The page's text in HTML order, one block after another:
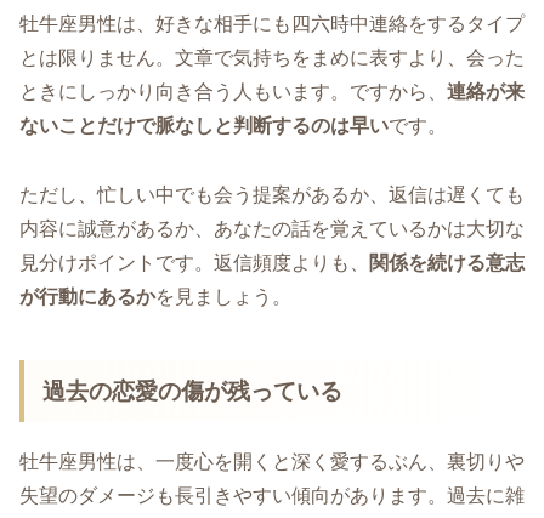
牡牛座男性は、好きな相手にも四六時中連絡をするタイプ
とは限りません。文章で気持ちをまめに表すより、会った
ときにしっかり向き合う人もいます。ですから、 連絡が来
ないことだけで脈なしと判断するのは早いです。
ただし、忙しい中でも会う提案があるか、返信は遅くても
内容に誠意があるか、あなたの話を覚えているかは大切な
見分けポイントです。返信頻度よりも、
関係を続ける意志
が行動にあるかを見ましょう。
過去の恋愛の傷が残っている
牡牛座男性は、一度心を開くと深く愛するぶん、裏切りや
失望のダメージも長引きやすい傾向があります。過去に雑